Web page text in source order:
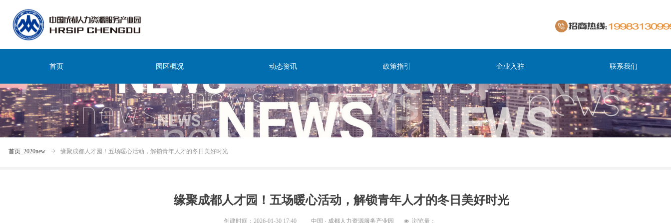
首页 园区概况 动态资讯 政策指引 企业入驻 联系我们
缘聚成都人才园！五场暖心活动，解锁青年人才的冬日美好时光
创建时间： 2026-01-30 17:40 넶 浏览量：
中国 · 成都人力资源服务产业园
首页_2020new ꁹ 缘聚成都人才园！五场暖心活动，解锁青年人才的冬日美好时光